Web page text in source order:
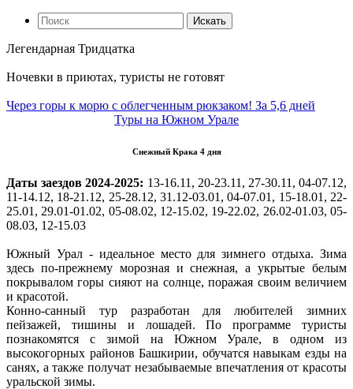
Искать
Легендарная Тридцатка
Ночевки в приютах, туристы не готовят
Через горы к морю с облегченным рюкзаком! За 5,6 дней
Туры на Южном Урале
Снежный Крака 4 дня
Даты заездов 2024-2025: 13-16.11, 20-23.11, 27-30.11, 04-07.12,
11-14.12, 18-21.12, 25-28.12, 31.12-03.01, 04-07.01, 15-18.01, 22-
25.01, 29.01-01.02, 05-08.02, 12-15.02, 19-22.02, 26.02-01.03, 05-
08.03, 12-15.03
Южный Урал - идеальное место для зимнего отдыха. Зима
здесь по-прежнему морозная и снежная, а укрытые белым
покрывалом горы сияют на солнце, поражая своим величием
и красотой.
Конно-санный тур разработан для любителей зимних
пейзажей, тишины и лошадей. По программе туристы
познакомятся с зимой на Южном Урале, в одном из
высокогорных районов Башкирии, обучатся навыкам езды на
санях, а также получат незабываемые впечатления от красоты
уральской зимы.